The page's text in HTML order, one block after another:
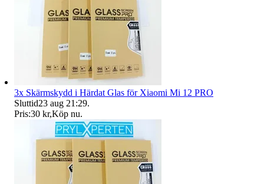
3x Skärmskydd i Härdat Glas för Xiaomi Mi 12 PRO
Sluttid23 aug 21:29.
Pris:30 kr,Köp nu.